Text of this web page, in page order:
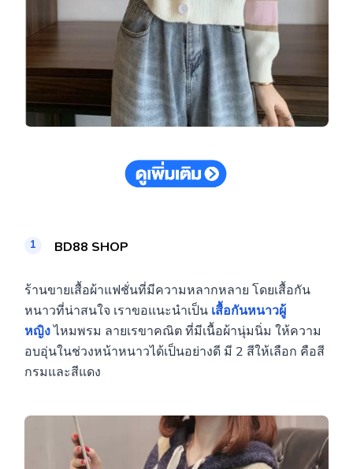
BD88 SHOP
ร้านขายเสื้อผ้าแฟชั่นที่มีความหลากหลาย โดยเสื้อกัน
หนาวที่น่าสนใจ เราขอแนะนำเป็น เสื้อกันหนาวผู้
หญิงไหมพรม ลายเรขาคณิต ที่มีเนื้อผ้านุ่มนิ่ม ให้ความ
อบอุ่นในช่วงหน้าหนาวได้เป็นอย่างดี มี 2 สีให้เลือก คือสี
กรมและสีแดง